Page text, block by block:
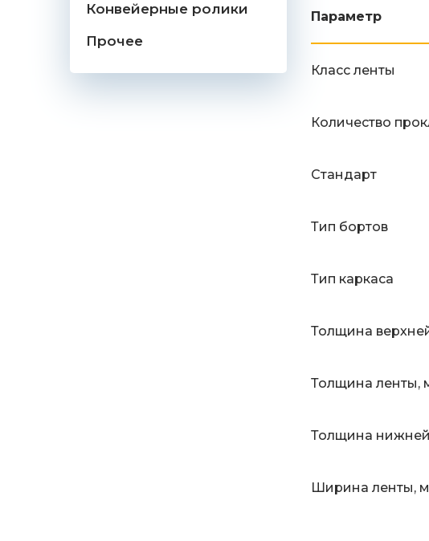
Конвейерные ролики
Прочее
Параметр
Класс ленты
Количество
Стандарт
Тип бортов
Тип каркаса
Толщина
Толщина ленты,
Толщина
Ширина ленты,